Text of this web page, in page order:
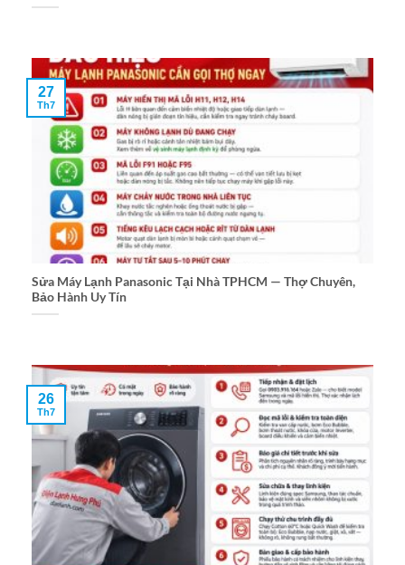
Sửa Máy Lạnh Panasonic Tại Nhà TPHCM — Thợ Chuyên,
Bảo Hành Uy Tín
27
Th7
26
Th7